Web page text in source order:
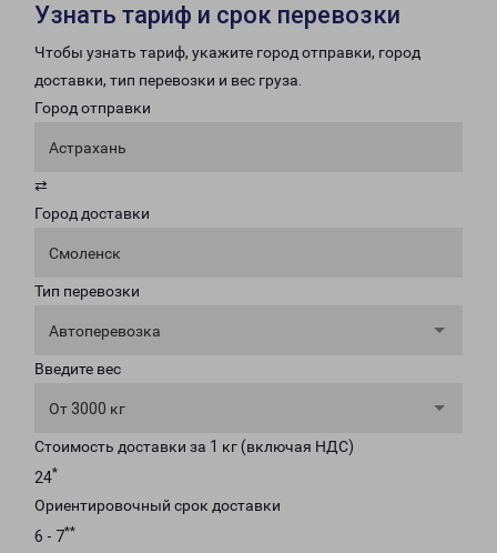
Узнать тариф и срок перевозки
Чтобы узнать тариф, укажите город отправки, город
доставки, тип перевозки и вес груза.
Город отправки
Астрахань
⇄
Город доставки
Смоленск
Тип перевозки
Автоперевозка
Введите вес
От 3000 кг
Стоимость доставки за 1 кг (включая НДС)
24*
Ориентировочный срок доставки
6 - 7**